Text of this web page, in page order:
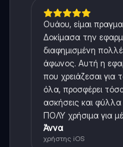
Ουάου, είμαι
Δοκίμασα την
διαφημισμένη
άφωνος. Αυτή η
που χρειάζεσαι για
όλα, προσφέρει
ασκήσεις και
ΠΟΛΥ χρήσιμα για
Άννα
χρήστης iOS